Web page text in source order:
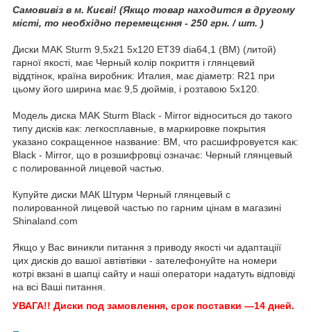
Самовивіз в м. Києві! (Якщо товар находится в другому
місті, то необхідно перемещєння - 250 грн. / шт. )
Диски MAK Sturm 9,5x21 5x120 ET39 dia64,1 (BM) (литой)
гарної якості, має Черный колір покриття і глянцевий
віддтінок, країна виробник: Италия, має діаметр: R21 при
цьому його ширина має 9,5 дюймів, і розтавою 5x120.
Модель диска MAK Sturm Black - Mirror відноситься до такого
типу дисків как: легкосплавные, в маркировке покрытия
указано сокращенное название: BM, что расшифровуется как:
Black - Mirror, що в розшифровці означає: Черный глянцевый
с полированной лицевой частью.
Купуйте диски МАК Штурм Черный глянцевый с
полированной лицевой частью по гарним цінам в магазині
Shinaland.com
Якщо у Вас виникли питання з приводу якості чи адаптаціії
цих дисків до вашої автівтівки - зателефонуйте на номери
котрі вкзані в шапці сайту и наші оператори надатуть відповіді
на всі Ваші питання.
УВАГА!! Диски под замовлення, срок поставки —14 дней.